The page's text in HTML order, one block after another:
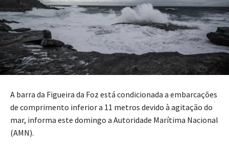
A barra da Figueira da Foz está condicionada a embarcações
de comprimento inferior a 11 metros devido à agitação do
mar, informa este domingo a Autoridade Marítima Nacional
(AMN).